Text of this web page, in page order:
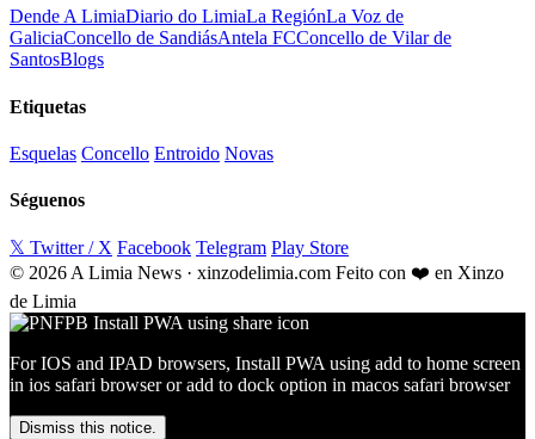
Dende A LimiaDiario do LimiaLa RegiónLa Voz de
GaliciaConcello de SandiásAntela FCConcello de Vilar de
SantosBlogs
Etiquetas
Esquelas Concello Entroido Novas
Séguenos
𝕏 Twitter / X Facebook Telegram Play Store
© 2026 A Limia News · xinzodelimia.com Feito con ❤️ en Xinzo
de Limia
For IOS and IPAD browsers, Install PWA using add to home screen
in ios safari browser or add to dock option in macos safari browser
Dismiss this notice.